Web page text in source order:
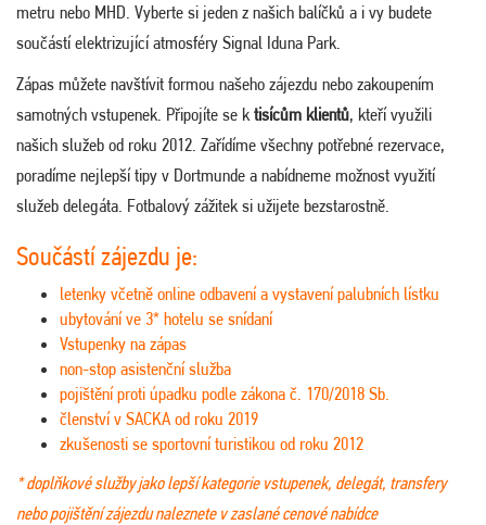
metru nebo MHD. Vyberte si jeden z našich balíčků a i vy budete
součástí elektrizující atmosféry Signal Iduna Park.
Zápas můžete navštívit formou našeho zájezdu nebo zakoupením
samotných vstupenek. Připojíte se ktisícům klientů, kteří využili
našich služeb od roku 2012. Zařídíme všechny potřebné rezervace,
poradíme nejlepší tipy v Dortmunde a nabídneme možnost využití
služeb delegáta. Fotbalový zážitek si užijete bezstarostně.
Součástí zájezdu je:
letenky včetně online odbavení a vystavení palubních lístku
ubytování ve 3* hotelu se snídaní
Vstupenky na zápas
non-stop asistenční služba
pojištění proti úpadku podle zákona č. 170/2018 Sb.
členství v SACKA od roku 2019
zkušenosti se sportovní turistikou od roku 2012
* doplňkové služby jako lepší kategorie vstupenek, delegát, transfery
nebo pojištění zájezdu naleznete v zaslané cenové nabídce